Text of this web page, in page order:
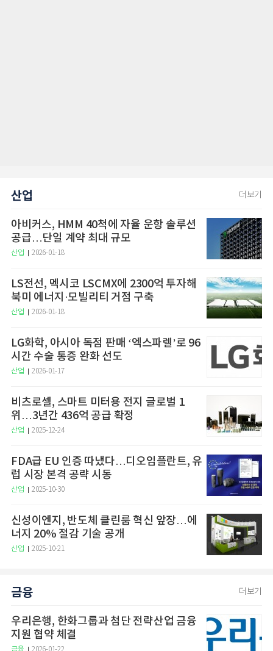
산업 더보기
아비커스, HMM 40척에 자율 운항 솔루션
공급…단일 계약 최대 규모
산업 2026-01-18
LS전선, 멕시코 LSCMX에 2300억 투자해
북미 에너지·모빌리티 거점 구축
산업 2026-01-18
LG화학, 아시아 독점 판매 ‘엑스파렐’로 96
시간 수술 통증 완화 선도
산업 2026-01-17
비츠로셀, 스마트 미터용 전지 글로벌 1
위…3년간 436억 공급 확정
산업 2025-12-24
FDA급 EU 인증 따냈다…디오임플란트, 유
럽 시장 본격 공략 시동
산업 2025-10-30
신성이엔지, 반도체 클린룸 혁신 앞장…에
너지 20% 절감 기술 공개
산업 2025-10-21
금융 더보기
우리은행, 한화그룹과 첨단 전략산업 금융
지원 협약 체결